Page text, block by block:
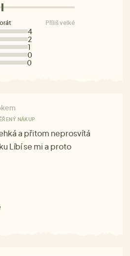
4
2
1
0
0
Příliš velké
NÁKUP
a přitom neprosvítá
Líbí se mi a proto